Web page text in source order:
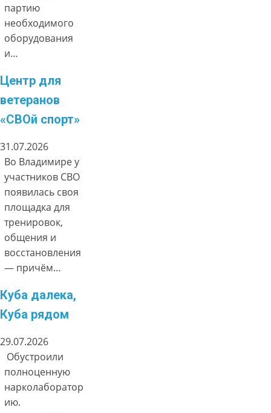
партию
необходимого
оборудования
и…
Центр для
ветеранов
«СВОй спорт»
31.07.2026
Во Владимире у
участников СВО
появилась своя
площадка для
тренировок,
общения и
восстановления
— причём…
Куба далека,
Куба рядом
29.07.2026
Обустроили
полноценную
нарколаборатор
ию.